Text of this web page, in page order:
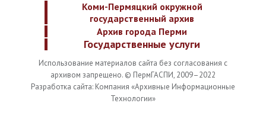
Коми-Пермяцкий окружной
государственный архив
Архив города Перми
Государственные услуги
Использование материалов сайта без согласования с
архивом запрещено. © ПермГАСПИ, 2009–2022
Разработка сайта: Компания «Архивные Информационные
Технологии»